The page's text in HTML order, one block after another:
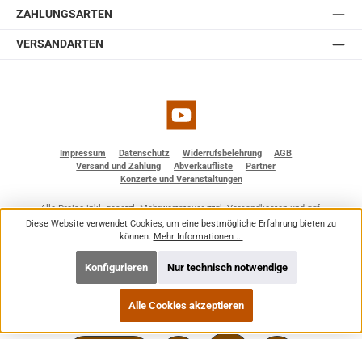
ZAHLUNGSARTEN
VERSANDARTEN
YouTube
Impressum Datenschutz Widerrufsbelehrung
AGB
Versand und Zahlung
Abverkaufliste
Partner
Konzerte und Veranstaltungen
Alle Preise inkl. gesetzl. Mehrwertsteuer zzgl.Versandkostenund ggf.
Nachnahmegebühren, wenn nicht anders angegeben.
© 2026 BF - Dienstleistungen - Alle Rechte vorbehalten. Theme by
Diese Website verwendet Cookies, um eine bestmögliche Erfahrung bieten zu
können. Mehr Informationen ...
Nur technisch notwendige
Konfigurieren
Alle Cookies akzeptieren